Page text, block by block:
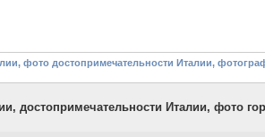
фото достопримечательности Италии,
достопримечательности Италии, фото